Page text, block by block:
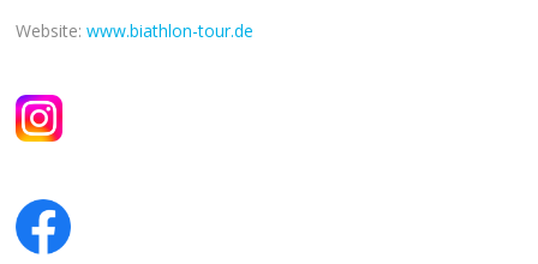
Website:www.biathlon-tour.de